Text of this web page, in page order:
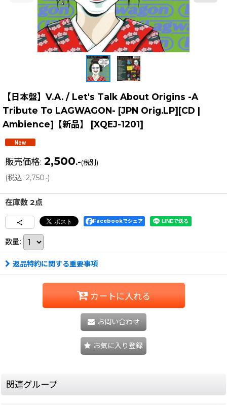
【日本盤】V.A. / Let's Talk About Origins -A
Tribute To LAGWAGON- [JPN Orig.LP][CD |
Ambience]【新品】
[XQEJ-1201]
販売価格: 2,500.-(税別)
(税込: 2,750.-)
在庫数 2点
Facebookでシェア
数量:
返品特約に関する重要事項
カートに入れる
お問い合わせ
お気に入り登録
関連グループ